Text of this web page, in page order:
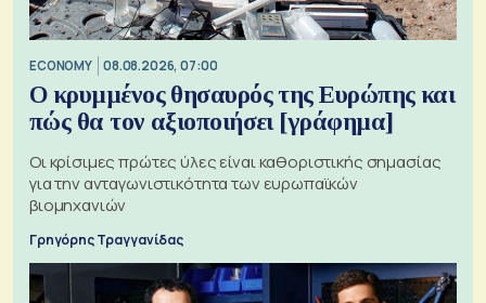
ECONOMY 08.08.2026, 07:00
Ο κρυμμένος θησαυρός της Ευρώπης και
πώς θα τον αξιοποιήσει [γράφημα]
Οι κρίσιμες πρώτες ύλες είναι καθοριστικής σημασίας
για την ανταγωνιστικότητα των ευρωπαϊκών
βιομηχανιών
Γρηγόρης Τραγγανίδας